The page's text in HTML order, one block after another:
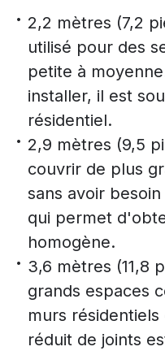
2,2 mètres (7,2
utilisé pour des
petite à
installer, il est
résidentiel.
2,9 mètres (9,5
couvrir de plus
sans avoir
qui permet
homogène.
3,6 mètres (11,8
grands espaces
murs
réduit de joints